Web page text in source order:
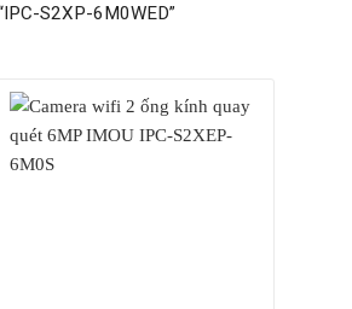
S2XP-6M0WED”